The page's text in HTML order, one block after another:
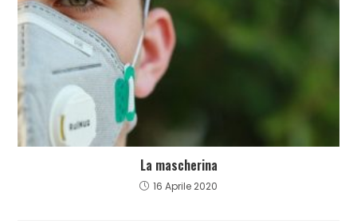
La mascherina
16 Aprile 2020